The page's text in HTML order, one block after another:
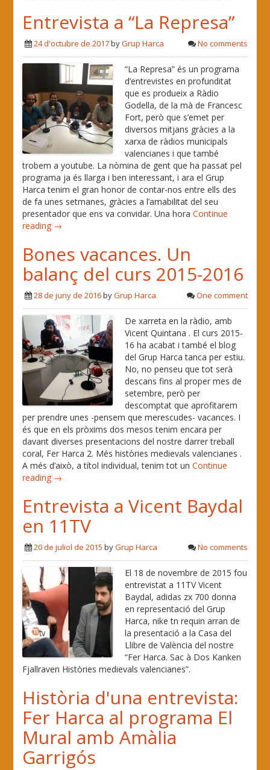
Entrevista a “La Represa”
24 d'octubre de 2017byGrup Harca No comments
“La Represa” és un programa
d’entrevistes en profunditat
que es produeix a Ràdio
Godella, de la mà de Francesc
Fort, però que s’emet per
diversos mitjans gràcies a la
xarxa de ràdios municipals
valencianes i que també
trobem a youtube. La nòmina de gent que ha passat pel
programa ja és llarga i ben interessant, i ara el Grup
Harca tenim el gran honor de contar-nos entre ells des
de fa unes setmanes, gràcies a l’amabilitat del seu
presentador que ens va convidar. Una horaContinue
reading →
Bones vacances. Un
balanç del curs 2015-2016
28 de juny de 2016byGrup Harca One comment
De xarreta en la ràdio, amb
Vicent Quintana . El curs 2015-
16 ha acabat i també el blog
del Grup Harca tanca per estiu.
No, no penseu que tot serà
descans fins al proper mes de
setembre, però per
descomptat que aprofitarem
per prendre unes -pensem que merescudes- vacances. I
és que en els pròxims dos mesos tenim encara per
davant diverses presentacions del nostre darrer treball
coral, Fer Harca 2. Més històries medievals valencianes .
A més d’això, a títol individual, tenim tot unContinue
reading →
Entrevista a Vicent Baydal
en 11TV
20 de juliol de 2015 byGrup Harca No comments
El 18 de novembre de 2015 fou
entrevistat a 11TV Vicent
Baydal, adidas zx 700 donna
en representació del Grup
Harca, nike tn requin arran de
la presentació a la Casa del
Llibre de València del nostre
“Fer Harca. Sac à Dos Kanken
Fjallraven Històries medievals valencianes”.
Història d'una entrevista:
Fer Harca al programa El
Mural amb Amàlia
Garrigós